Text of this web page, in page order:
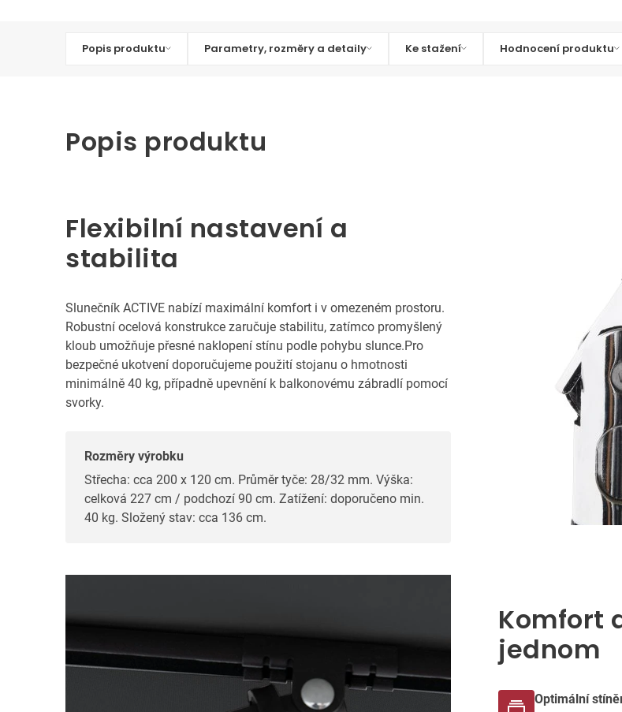
Popis produktu Parametry, rozměry a detaily Ke stažení Hodnocení produktu
Popis produktu
Flexibilní nastavení a
stabilita
Slunečník ACTIVE nabízí maximální komfort i v omezeném prostoru.
Robustní ocelová konstrukce zaručuje stabilitu, zatímco promyšlený
kloub umožňuje přesné naklopení stínu podle pohybu slunce.Pro
bezpečné ukotvení doporučujeme použití stojanu o hmotnosti
minimálně 40 kg, případně upevnění k balkonovému zábradlí pomocí
svorky.
Rozměry výrobku
Střecha: cca 200 x 120 cm. Průměr tyče: 28/32 mm. Výška:
celková 227 cm / podchozí 90 cm. Zatížení: doporučeno min.
40 kg. Složený stav: cca 136 cm.
Komfort
jednom
Optimální